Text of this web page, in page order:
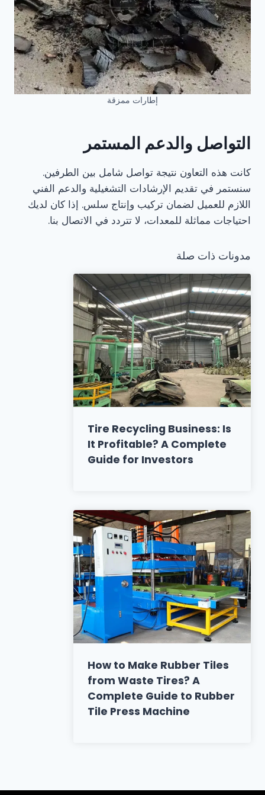
إطارات ممزقة
التواصل والدعم المستمر
كانت هذه التعاون نتيجة تواصل شامل بين الطرفين.
سنستمر في تقديم الإرشادات التشغيلية والدعم الفني
اللازم للعميل لضمان تركيب وإنتاج سلس. إذا كان لديك
احتياجات مماثلة للمعدات، لا تتردد في الاتصال بنا.
مدونات ذات صلة
Tire Recycling Business: Is
It Profitable? A Complete
Guide for Investors
How to Make Rubber Tiles
from Waste Tires? A
Complete Guide to Rubber
Tile Press Machine